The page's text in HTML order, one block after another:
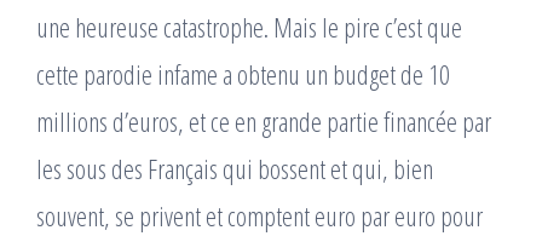
une heureuse catastrophe. Mais le pire c’est que
cette parodie infame a obtenu un budget de 10
millions d’euros, et ce en grande partie financée par
les sous des Français qui bossent et qui, bien
souvent, se privent et comptent euro par euro pour